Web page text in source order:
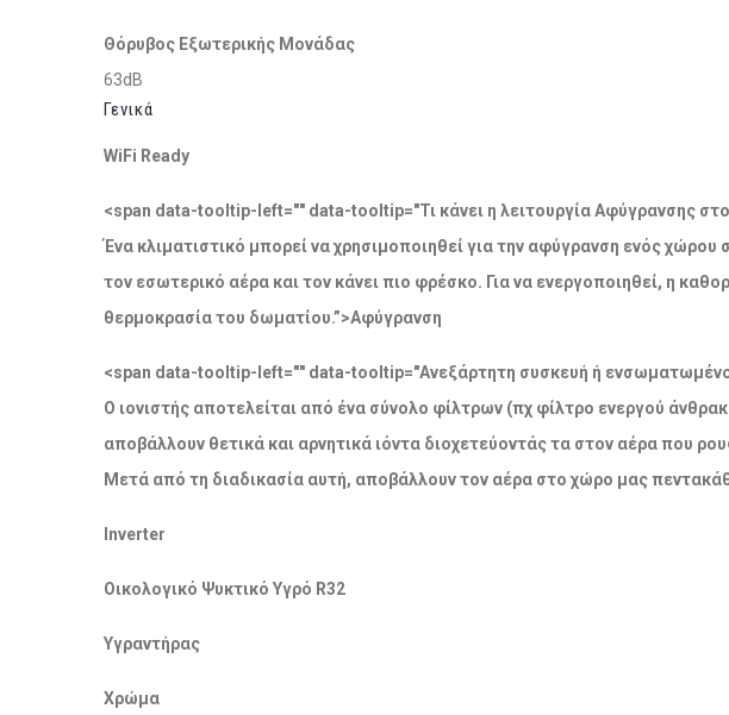
Θόρυβος Εξωτερικής Μονάδας
63dB
Γενικά
WiFi Ready
<span data-tooltip-left="" data-tooltip="Τι κάνει η λειτουργία Αφύγρανσης στο
Ένα κλιματιστικό μπορεί να χρησιμοποιηθεί για την αφύγρανση ενός
τον εσωτερικό αέρα και τον κάνει πιο φρέσκο. Για να ενεργοποιηθεί, η
θερμοκρασία του δωματίου.”>Αφύγρανση
<span data-tooltip-left="" data-tooltip="Ανεξάρτητη συσκευή ή
Ο ιονιστής αποτελείται από ένα σύνολο φίλτρων (πχ φίλτρο ενεργού
αποβάλλουν θετικά και αρνητικά ιόντα διοχετεύοντάς τα στον αέρα που
Μετά από τη διαδικασία αυτή, αποβάλλουν τον αέρα στο χώρο μας
Inverter
Οικολογικό Ψυκτικό Υγρό R32
Υγραντήρας
Χρώμα